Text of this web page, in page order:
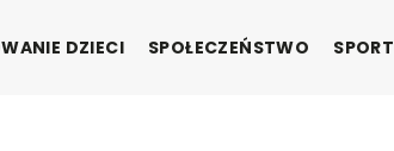
DZIECI SPOŁECZEŃSTWO SPORT